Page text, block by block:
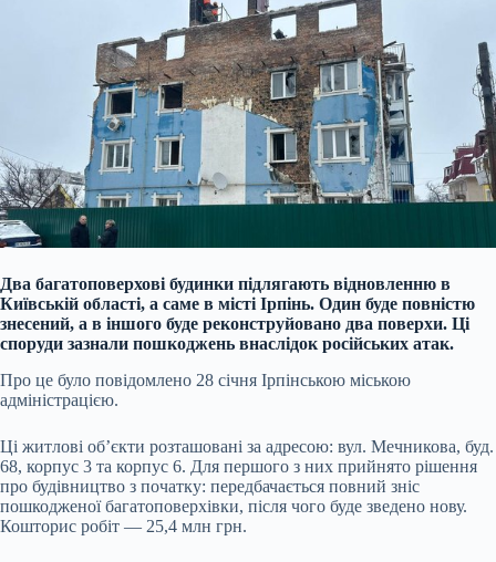
Два багатоповерхові будинки підлягають відновленню в
Київській області, а саме в місті Ірпінь. Один буде повністю
знесений, а в іншого буде реконструйовано два поверхи. Ці
споруди зазнали пошкоджень внаслідок російських атак.
Про це було повідомлено 28 січня Ірпінською міською
адміністрацією.
Ці житлові об’єкти розташовані за адресою: вул. Мечникова, буд.
68, корпус 3 та корпус 6. Для першого з них прийнято рішення
про будівництво з початку: передбачається повний зніс
пошкодженої багатоповерхівки, після чого буде зведено нову.
Кошторис робіт — 25,4 млн грн.